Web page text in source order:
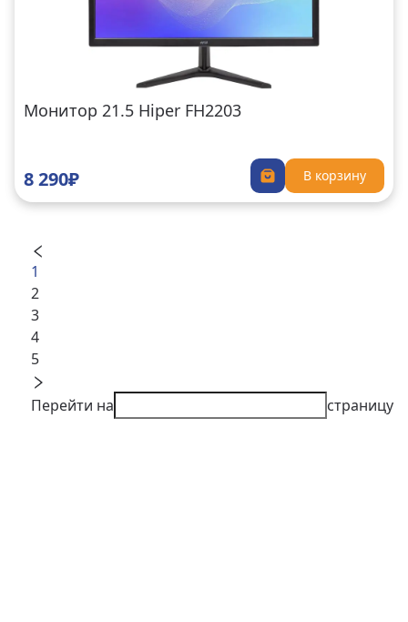
Монитор 21.5 Hiper FH2203
8 290₽ В корзину
1
2
3
4
5
Перейти на страницу